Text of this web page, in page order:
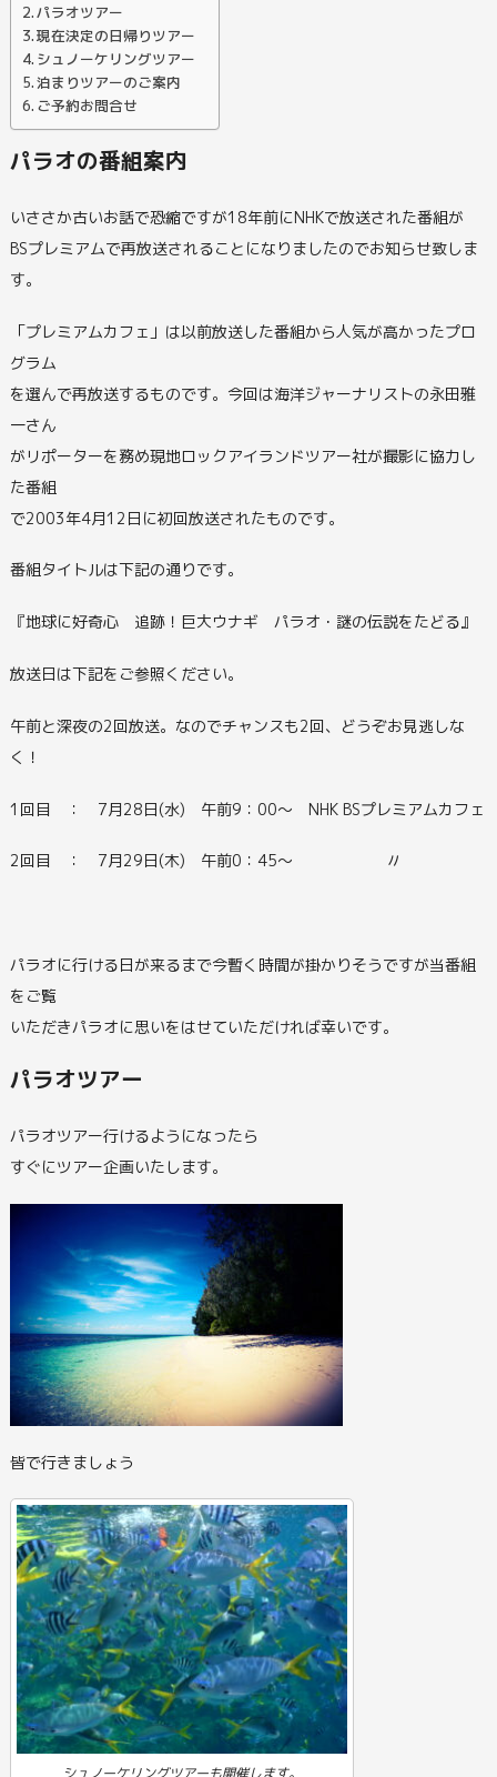
パラオツアー
現在決定の日帰りツアー
シュノーケリングツアー
泊まりツアーのご案内
ご予約お問合せ
パラオの番組案内
いささか古いお話で恐縮ですが18年前にNHKで放送された番組が
BSプレミアムで再放送されることになりましたのでお知らせ致しま
す。
「プレミアムカフェ」は以前放送した番組から人気が高かったプロ
グラム
を選んで再放送するものです。今回は海洋ジャーナリストの永田雅
一さん
がリポーターを務め現地ロックアイランドツアー社が撮影に協力し
た番組
で2003年4月12日に初回放送されたものです。
番組タイトルは下記の通りです。
『地球に好奇心 追跡！巨大ウナギ パラオ・謎の伝説をたどる』
放送日は下記をご参照ください。
午前と深夜の2回放送。なのでチャンスも2回、どうぞお見逃しな
く！
1回目 ： 7月28日(水) 午前9：00～ NHK BSプレミアムカフェ
2回目 ： 7月29日(木) 午前0：45～ 〃
パラオに行ける日が来るまで今暫く時間が掛かりそうですが当番組
をご覧
いただきパラオに思いをはせていただければ幸いです。
パラオツアー
パラオツアー行けるようになったら
すぐにツアー企画いたします。
皆で行きましょう
シュノーケリングツアーも開催します。